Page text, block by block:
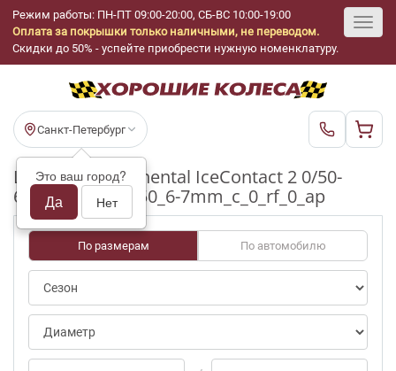
Режим работы: ПН-ПТ 09:00-20:00, СБ-ВС 10:00-19:00
Оплата за покрышки только наличными, не переводом.
Скидки до 50% - успейте приобрести нужную номенклатуру.
Санкт-Петербург
Это ваш город?
Да Нет
Шины бу Continental IceContact 2 0/50-
69pct R17_225_50_6-7mm_c_0_rf_0_ap
По размерам По автомобилю